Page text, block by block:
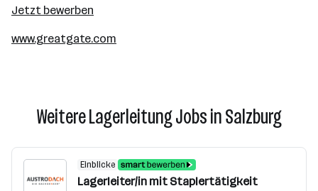
Jetzt bewerben
www.greatgate.com
Weitere Lagerleitung Jobs in Salzburg
Einblicke
Lagerleiter/in mit Staplertätigkeit